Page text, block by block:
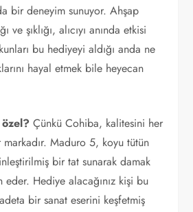
bir deneyim sunuyor. Ahşap
ve şıklığı, alıcıyı anında etkisi
bu hediyeyi aldığı anda ne
hayal etmek bile heyecan
Çünkü Cohiba, kalitesini her
Maduro 5, koyu tütün
bir tat sunarak damak
eder. Hediye alacağınız kişi bu
bir sanat eserini keşfetmiş